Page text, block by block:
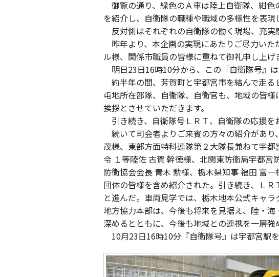
御覧の通り、緑色のＡ車は陸上自衛隊、紺
を紹介し、自衛隊の職種や職域の多様性を表現
反対側はそれぞれの自衛隊の働く現場、充実
昨年より、本企画の実現にあたりご尽力い
ル様、関係市職員の皆様に重ねて御礼申し上げ
明日23日16時10分から、この『自衛隊号』は
約半年の間、芳賀町と宇都宮市を結んで走
屯地所在部隊、自衛隊、自衛官も、地域の皆
挨拶とさせていただきます。
引き続き、自衛隊号ＬＲＴ、自衛隊の応援を
続いて司会者よりご来賓の方々の紹介があ
茂様、東部方面特科連隊第２大隊長兼ねて宇
令 １等陸佐 古賀 幹徳様、北関東防衛局宇都
防衛協会会長 青木 勲様、栃木県知事 福田 富
団体の皆様を含め紹介された。引き続き、Ｌ
と進んだ。車両見学では、栃木地本公式キャ
地方協力本部は、今後も将来を見据え、陸・
深めるとともに、今後も地域との連携を一層強
10月23日16時10分『自衛隊号』は宇都宮駅を